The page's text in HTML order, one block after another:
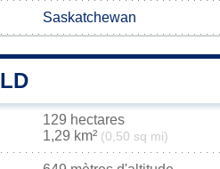
Saskatchewan
129 hectares
1,29 km² (0,50 sq mi)